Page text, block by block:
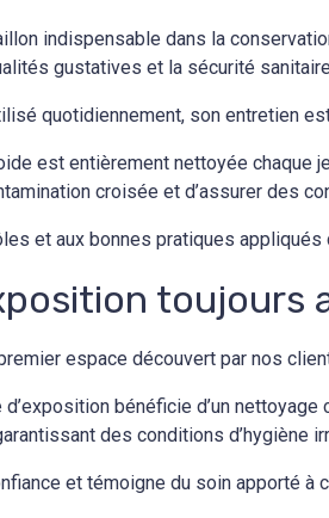
indispensable dans la
gustatives et la sécurité
quotidiennement, son entretien
est entièrement nettoyée
croisée et d’assurer des
et aux bonnes pratiques
toujours
espace découvert par nos
bénéficie d’un
des conditions d’hygiène
et témoigne du soin apporté à